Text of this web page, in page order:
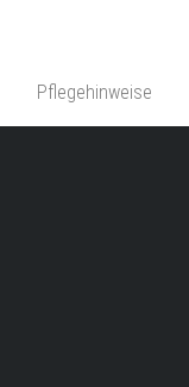
Pflegehinweise